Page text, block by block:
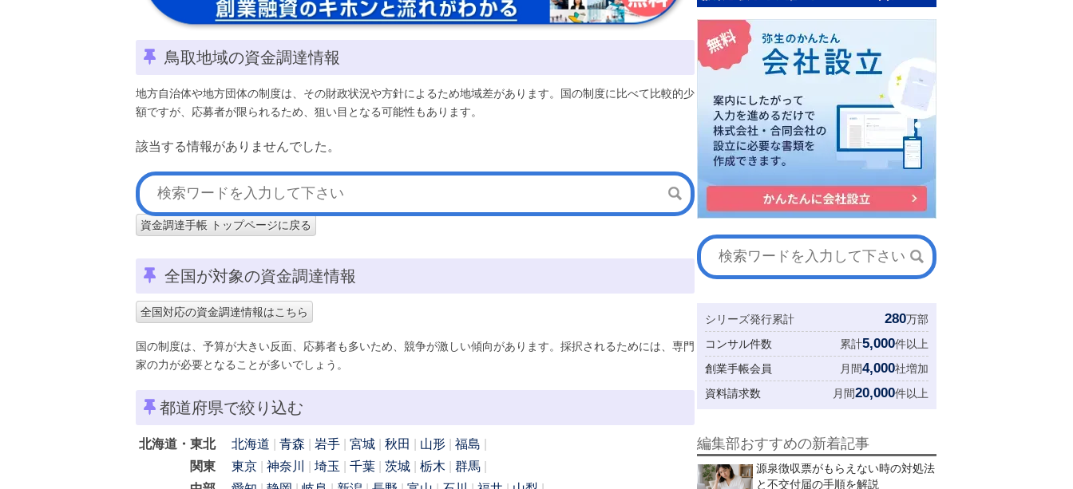
鳥取地域の資金調達情報
地方自治体や地方団体の制度は、その財政状況や方針によるため地域差があります。国の制度に比べて比較的少
額ですが、応募者が限られるため、狙い目となる可能性もあります。
該当する情報がありませんでした。
資金調達手帳 トップページに戻る
全国が対象の資金調達情報
全国対応の資金調達情報はこちら
国の制度は、予算が大きい反面、応募者も多いため、競争が激しい傾向があります。採択されるためには、専門
家の力が必要となることが多いでしょう。
都道府県で絞り込む
北海道・東北 北海道 青森 岩手 宮城 秋田 山形
福島
関東
東京 神奈川 埼玉 千葉 茨城 栃木
群馬
シリーズ発行累計 280万部
コンサル件数
累計5,000件以上
創業手帳会員
月間4,000社増加
資料請求数
月間20,000件以上
編集部おすすめの新着記事
源泉徴収票がもらえない時の対処法
と不交付届の手順を解説